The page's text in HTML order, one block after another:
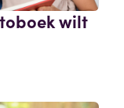
wilt